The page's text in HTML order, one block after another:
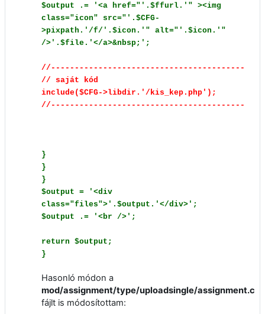
$output .= '<a href="'.$ffurl.'" ><img
class="icon" src="'.$CFG-
>pixpath.'/f/'.$icon.'" alt="'.$icon.'"
/>'.$file.'</a>&nbsp;';
//-----------------------------------------
// saját kód
include($CFG->libdir.'/kis_kep.php');
//-----------------------------------------
}
}
}
$output = '<div
class="files">'.$output.'</div>';
$output .= '<br />';
return $output;
}
Hasonló módon a
mod/assignment/type/uploadsingle/
fájlt is módosítottam: